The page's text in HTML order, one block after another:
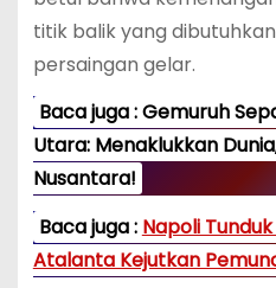
titik balik yang
persaingan gelar.
Baca juga : Gemuruh
Utara: Menaklukkan
Nusantara!
Baca juga : Napoli
Atalanta Kejutkan